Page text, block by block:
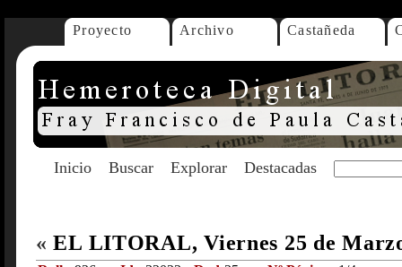
Proyecto Archivo Castañeda
Inicio Buscar Explorar Destacadas
« EL LITORAL, Viernes 25 de